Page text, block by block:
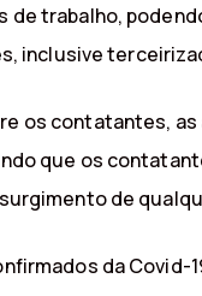
trabalho,
inclusive
os contatantes,
que os
de
da